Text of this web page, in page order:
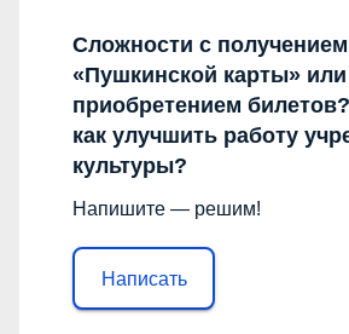
Сложности с получением
«Пушкинской карты» или
приобретением
как улучшить работу
культуры?
Напишите — решим!
Написать